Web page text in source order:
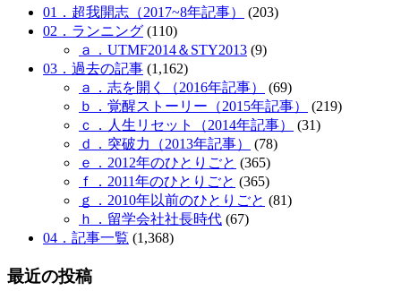
01．超我開志（2017~8年記事）
(203)
02．ランニング (110)
ａ．UTMF2014＆STY2013 (9)
03．過去の記事 (1,162)
ａ．志を開く（2016年記事）
(69)
ｂ．覚醒ストーリー（2015年記事）
(219)
ｃ．人生リセット（2014年記事）
(31)
ｄ．突破力（2013年記事）
(78)
ｅ．2012年のひとりごと (365)
ｆ．2011年のひとりごと (365)
ｇ．2010年以前のひとりごと (81)
ｈ．留学会社社長時代 (67)
04．記事一覧 (1,368)
最近の投稿